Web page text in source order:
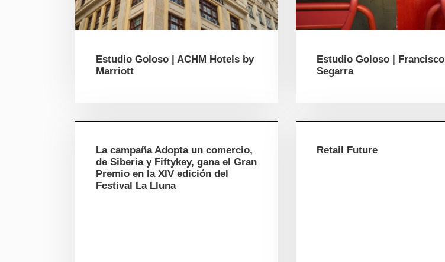
Estudio Goloso | ACHM Hotels by
Marriott
Estudio Goloso | Francisco
Segarra
La campaña Adopta un comercio,
de Siberia y Fiftykey, gana el Gran
Premio en la XIV edición del
Festival La Lluna
Retail Future